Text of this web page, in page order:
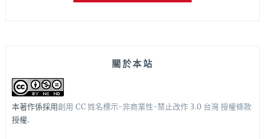
關於本站
本著作係採用創用 CC 姓名標示-非商業性-禁止改作 3.0 台灣 授權條款
授權.